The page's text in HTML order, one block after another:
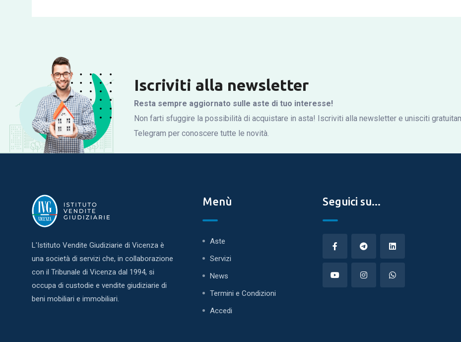
Iscriviti alla newsletter
Resta sempre aggiornato sulle aste di tuo interesse!
Non farti sfuggire la possibilità di acquistare in asta! Iscriviti alla newsletter e unisciti
Telegram per conoscere tutte le novità.
L'Istituto Vendite Giudiziarie di Vicenza è
una società di servizi che, in collaborazione
con il Tribunale di Vicenza dal 1994, si
occupa di custodie e vendite giudiziarie di
beni mobiliari e immobiliari.
Menù
Aste
Servizi
News
Termini e Condizioni
Accedi
Seguici su...